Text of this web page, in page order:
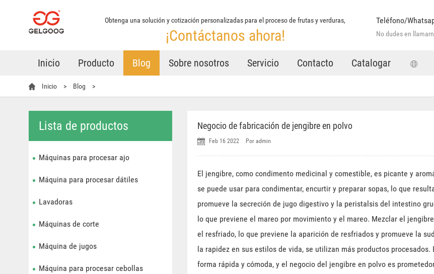
Teléfono/
No dudes en
Obtenga una solución y cotización personalizadas para el proceso de frutas y verduras,
¡Contáctanos ahora!
Inicio Producto Blog Sobre nosotros Servicio Contacto Catalogar
Inicio > Blog >
Lista de productos
Máquinas para procesar ajo
Máquina para procesar dátiles
Lavadoras
Máquinas de corte
Máquina de jugos
Máquina para procesar cebollas
Negocio de fabricación de jengibre en polvo
Feb 16 2022 Por admin
El jengibre, como condimento medicinal y comestible, es picante y
se puede usar para condimentar, encurtir y preparar sopas, lo que
promueve la secreción de jugo digestivo y la peristalsis del intestino
lo que previene el mareo por movimiento y el mareo. Mezclar el
el resfriado, lo que previene la aparición de resfriados y promueve la
la rapidez en sus estilos de vida, se utilizan más productos
forma rápida y cómoda, y el negocio del jengibre en polvo es